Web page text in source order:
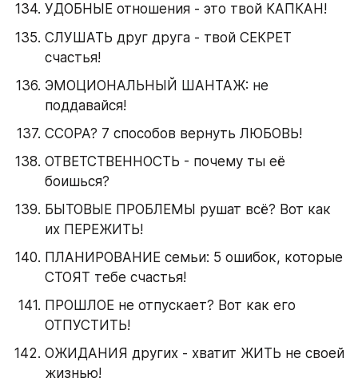
УДОБНЫЕ отношения - это твой КАПКАН!
СЛУШАТЬ друг друга - твой СЕКРЕТ
счастья!
ЭМОЦИОНАЛЬНЫЙ ШАНТАЖ: не
поддавайся!
ССОРА? 7 способов вернуть ЛЮБОВЬ!
ОТВЕТСТВЕННОСТЬ - почему ты её
боишься?
БЫТОВЫЕ ПРОБЛЕМЫ рушат всё? Вот как
их ПЕРЕЖИТЬ!
ПЛАНИРОВАНИЕ семьи: 5 ошибок, которые
СТОЯТ тебе счастья!
ПРОШЛОЕ не отпускает? Вот как его
ОТПУСТИТЬ!
ОЖИДАНИЯ других - хватит ЖИТЬ не своей
жизнью!